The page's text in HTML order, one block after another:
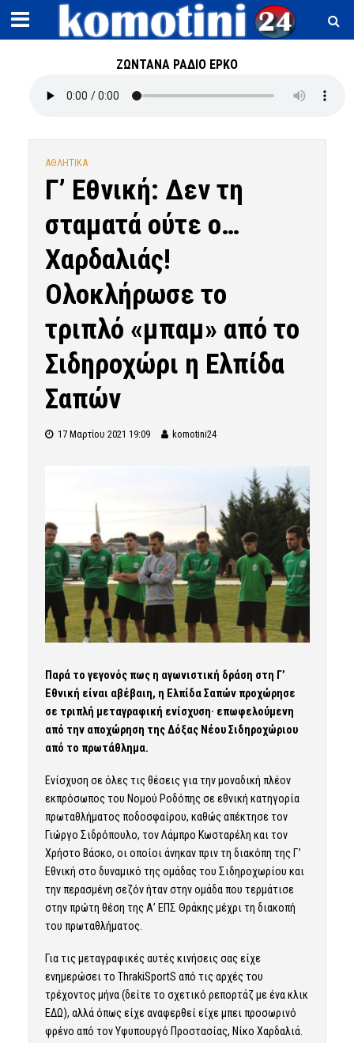
ΖΩΝΤΑΝΑ ΡΑΔΙΟ ΕΡΚΟ
ΑΘΛΗΤΙΚΑ
Γ’ Εθνική: Δεν τη
σταματά ούτε ο…
Χαρδαλιάς!
Ολοκλήρωσε το
τριπλό «μπαμ» από το
Σιδηροχώρι η Ελπίδα
Σαπών
17 Μαρτίου 2021 19:09 komotini24
Παρά το γεγονός πως η αγωνιστική δράση στη Γ’
Εθνική είναι αβέβαιη, η Ελπίδα Σαπών προχώρησε
σε τριπλή μεταγραφική ενίσχυση· επωφελούμενη
από την αποχώρηση της Δόξας Νέου Σιδηροχώριου
από το πρωτάθλημα.
Ενίσχυση σε όλες τις θέσεις για την μοναδική πλέον
εκπρόσωπος του Νομού Ροδόπης σε εθνική κατηγορία
πρωταθλήματος ποδοσφαίρου, καθώς απέκτησε τον
Γιώργο Σιδρόπουλο, τον Λάμπρο Κωσταρέλη και τον
Χρήστο Βάσκο, οι οποίοι άνηκαν πριν τη διακόπη της Γ’
Εθνική στο δυναμικό της ομάδας του Σιδηροχωρίου και
την περασμένη σεζόν ήταν στην ομάδα που τερμάτισε
στην πρώτη θέση της Α’ ΕΠΣ Θράκης μέχρι τη διακοπή
του πρωταθλήματος.
Για τις μεταγραφικές αυτές κινήσεις σας είχε
ενημερώσει το ThrakiSportS από τις αρχές του
τρέχοντος μήνα (δείτε το σχετικό ρεπορτάζμε ένα κλικ
ΕΔΩ), αλλά όπως είχε αναφερθεί είχε μπει προσωρινό
φρένο από τον Υφυπουργό Προστασίας, Νίκο Χαρδαλιά.